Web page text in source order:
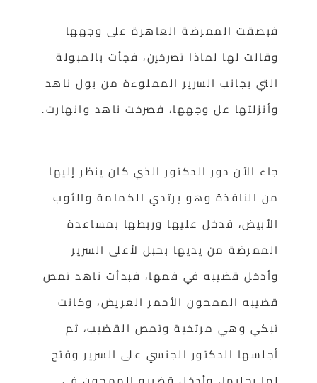
فبصقت الممرضة العاهرة على وجهها
وقالت لها لماذا تصرخين، فجأت بالمبولة
التي بجانب السرير المملوءة من بول ناهد
وأنزلتها عل وجهها، فصرخت ناهد وانهارت.
جاء الآن دور الدكتور الذي كان ينظر إليها
من النافذة وهو يرتدي الكمامة والثوب
الأبيض، فدخل عليها وربطها بمساعدة
الممرضة من يديها بحبل لأعلى السرير
وأدخل قضيبه في فمها، فبدأت ناهد تمص
قضيبه الممحون الأحمر العريض، وكانت
تبكي وهي مرتخية وتمص القضيب، ثم
أجلسها الدكتور الجنسي على السرير وفتح